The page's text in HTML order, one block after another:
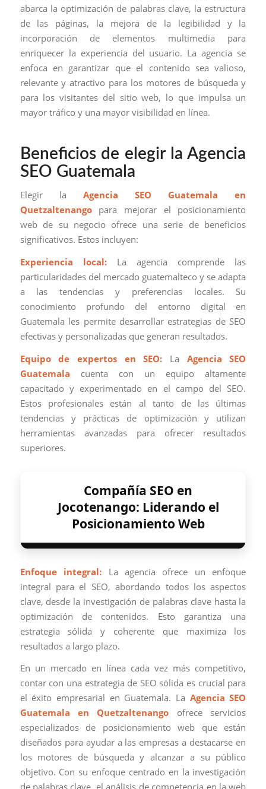
abarca la optimización de palabras clave, la estructura
de las páginas, la mejora de la legibilidad y la
incorporación de elementos multimedia para
enriquecer la experiencia del usuario. La agencia se
enfoca en garantizar que el contenido sea valioso,
relevante y atractivo para los motores de búsqueda y
para los visitantes del sitio web, lo que impulsa un
mayor tráfico y una mayor visibilidad en línea.
Beneficios de elegir la Agencia
SEO Guatemala
Elegir la Agencia SEO Guatemala en
Quetzaltenangopara mejorar el posicionamiento
web de su negocio ofrece una serie de beneficios
significativos. Estos incluyen:
Experiencia local:La agencia comprende las
particularidades del mercado guatemalteco y se adapta
a las tendencias y preferencias locales. Su
conocimiento profundo del entorno digital en
Guatemala les permite desarrollar estrategias de SEO
efectivas y personalizadas que generan resultados.
Equipo de expertos en SEO: La Agencia SEO
Guatemala cuenta con un equipo altamente
capacitado y experimentado en el campo del SEO.
Estos profesionales están al tanto de las últimas
tendencias y prácticas de optimización y utilizan
herramientas avanzadas para ofrecer resultados
superiores.
Compañía SEO en
Jocotenango: Liderando el
Posicionamiento Web
Enfoque integral: La agencia ofrece un enfoque
integral para el SEO, abordando todos los aspectos
clave, desde la investigación de palabras clave hasta la
optimización de contenidos. Esto garantiza una
estrategia sólida y coherente que maximiza los
resultados a largo plazo.
En un mercado en línea cada vez más competitivo,
contar con una estrategia de SEO sólida es crucial para
el éxito empresarial en Guatemala. La Agencia SEO
Guatemala en Quetzaltenango ofrece servicios
especializados de posicionamiento web que están
diseñados para ayudar a las empresas a destacarse en
los motores de búsqueda y alcanzar a su público
objetivo. Con su enfoque centrado en la investigación